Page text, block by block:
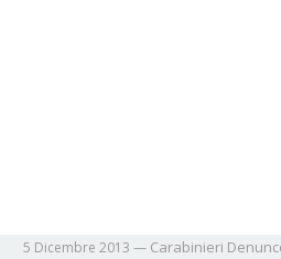
5 Dicembre 2013 — Carabinieri